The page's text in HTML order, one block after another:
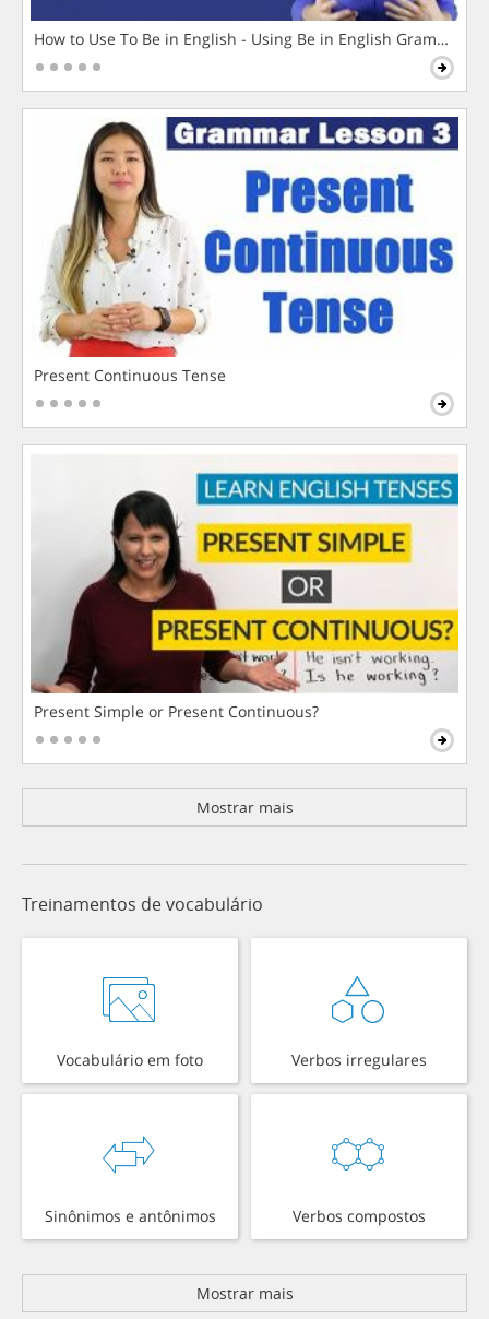
How to Use To Be in English - Using Be in English Grammar
Present Continuous Tense
Present Simple or Present Continuous?
Mostrar mais
Treinamentos de vocabulário
Vocabulário em foto Verbos irregulares
Sinônimos e antônimos Verbos compostos
Mostrar mais